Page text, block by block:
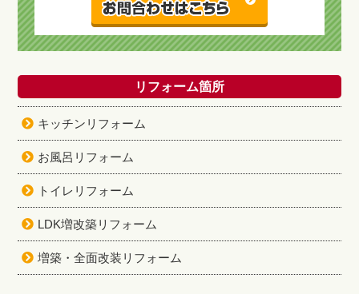
リフォーム箇所
キッチンリフォーム
お風呂リフォーム
トイレリフォーム
LDK増改築リフォーム
増築・全面改装リフォーム